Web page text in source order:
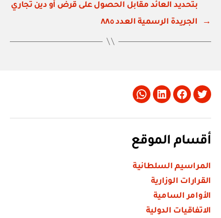
بتحديد العائد مقابل الحصول على قرض أو دين تجاري
→
الجريدة الرسمية العدد ٨٨٥
Twitter
Facebook
LinkedIn
Whatsapp
أقسام الموقع
المراسيم السلطانية
القرارات الوزارية
الأوامر السامية
الاتفاقيات الدولية